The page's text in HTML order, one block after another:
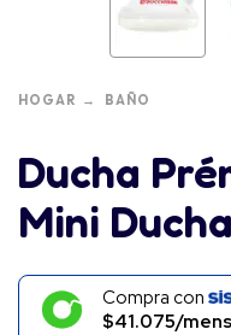
HOGAR BAÑO
Ducha
Mini Ducha
Compra con
$41.075/